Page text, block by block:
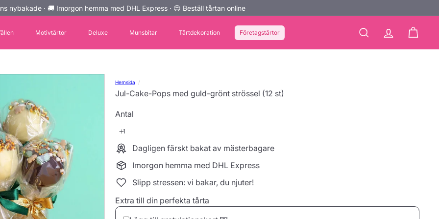
Pausa
nybakade · 🚚 Imorgon hemma med DHL Express · 😍 Beställ tårtan online
Motivtårtor Deluxe Munsbitar Tårtdekoration Företagstårtor Sök konto
Hemsida
Jul-Cake-Pops med guld-grönt strössel (12 st)
Antal
Dagligen färskt bakat av mästerbagare
Imorgon hemma med DHL Express
Slipp stressen: vi bakar, du njuter!
Extra till din perfekta tårta